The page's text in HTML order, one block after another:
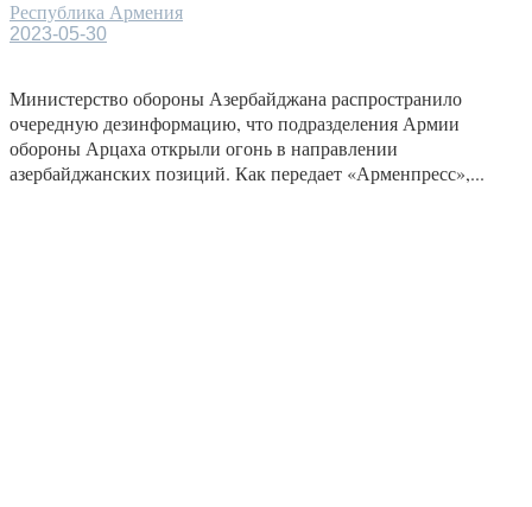
Республика Армения
2023-05-30
Министерство обороны Азербайджана распространило
очередную дезинформацию, что подразделения Армии
обороны Арцаха открыли огонь в направлении
азербайджанских позиций. Как передает «Арменпресс»,...